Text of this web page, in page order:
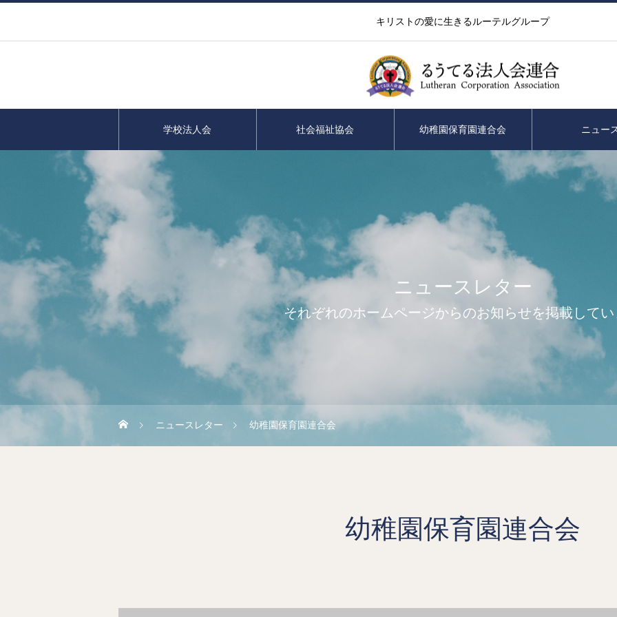
キリストの愛に生きるルーテルグループ
学校法人会 社会福祉協会 幼稚園保育園連合会 ニュー
ニュースレター
それぞれのホームページからのお知らせを掲載して
ニュースレター 幼稚園保育園連合会
幼稚園保育園連合会